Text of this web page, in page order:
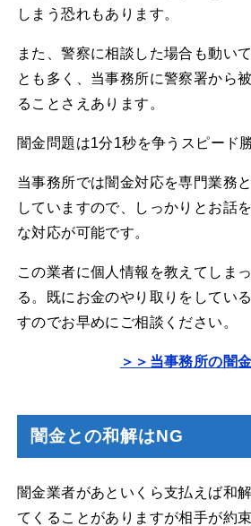
しまう恐れもあります。
また、警察に相談した場合も動い
とも多く、当事務所に警察署から
ることさえあります。
闇金問題は1分1秒を争うスピード
当事務所では闇金対応を専門業務
していますので、しっかりとお話
な対応が可能です。
この業者に個人情報を教えてしま
る。既にお金のやり取りをしてい
すのでお早めにご相談ください。
＞＞当事務所の闇
闇金との和解はNG
闇金業者があといくら支払えば和
てくることがありますが相手が約